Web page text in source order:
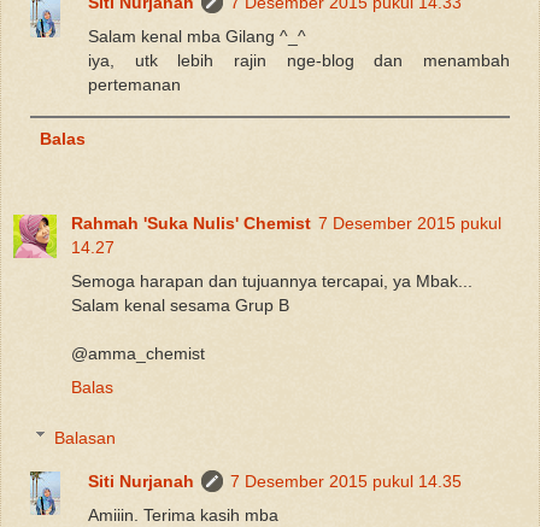
Salam kenal mba Gilang ^_^
iya, utk lebih rajin nge-blog dan menambah
pertemanan
Balas
Rahmah 'Suka Nulis' Chemist 7 Desember 2015 pukul
14.27
Semoga harapan dan tujuannya tercapai, ya Mbak...
Salam kenal sesama Grup B
@amma_chemist
Balas
Balasan
Siti Nurjanah
7 Desember 2015 pukul 14.35
Amiiin. Terima kasih mba